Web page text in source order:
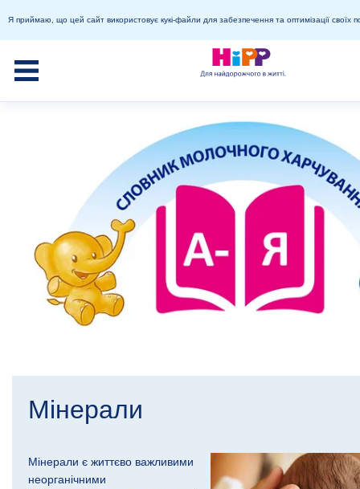
Я приймаю, що цей сайт використовує кукі-файли для забезпечення та оптимізації своїх
Мінерали
Мінерали є життєво важливими
неорганічними